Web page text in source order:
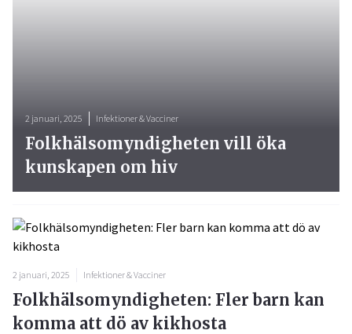
2 januari, 2025 Infektioner & Vacciner
Folkhälsomyndigheten vill öka
kunskapen om hiv
2 januari, 2025 Infektioner & Vacciner
Folkhälsomyndigheten: Fler barn kan
komma att dö av kikhosta